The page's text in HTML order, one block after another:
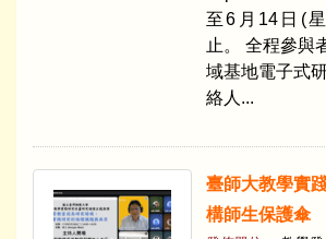
至6月14日(
止。 全程參與
域基地電子式
絡人...
臺師大教學實
構師生保護傘